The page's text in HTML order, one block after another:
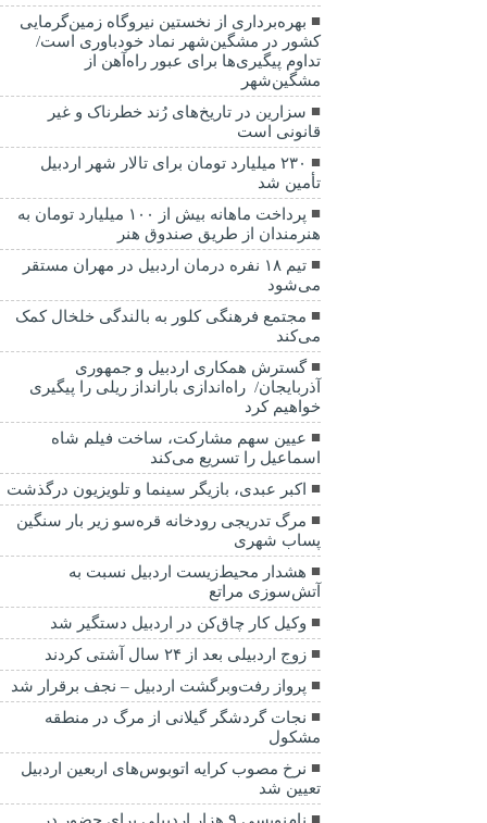
بهره‌برداری از نخستین نیروگاه زمین‌گرمایی
کشور در مشگین‌شهر نماد خودباوری است/
تداوم پیگیری‌ها برای عبور راه‌آهن از
مشگین‌شهر
سزارین در تاریخ‌های رُند خطرناک و غیر
قانونی است
۲۳۰ میلیارد تومان برای تالار شهر اردبیل
تأمین شد
پرداخت ماهانه بیش از ۱۰۰ میلیارد تومان به
هنرمندان از طریق صندوق هنر
تیم ۱۸ نفره درمان اردبیل در مهران مستقر
می‌شود
مجتمع فرهنگی کلور به بالندگی خلخال کمک
می‌کند
گسترش همکاری اردبیل و جمهوری
آذربایجان/ راه‌اندازی بارانداز ریلی را پیگیری
خواهیم کرد
عیین سهم مشارکت، ساخت فیلم شاه‌
اسماعیل را تسریع می‌کند
اکبر عبدی، بازیگر سینما و تلویزیون درگذشت
مرگ تدریجی رودخانه قره‌سو زیر بار سنگین
پساب شهری
هشدار محیط‌زیست اردبیل نسبت به
آتش‌سوزی مراتع
وکیل کار چاق‌کن در اردبیل دستگیر شد
زوج اردبیلی بعد از ۲۴ سال آشتی کردند
پرواز رفت‌وبرگشت اردبیل – نجف برقرار شد
نجات گردشگر گیلانی از مرگ در منطقه
مشکول
نرخ مصوب کرایه اتوبوس‌های اربعین اردبیل
تعیین شد